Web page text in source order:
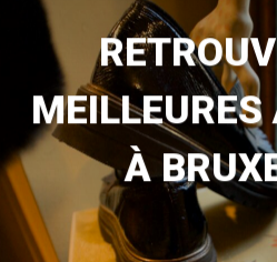
MEILLEURES
À